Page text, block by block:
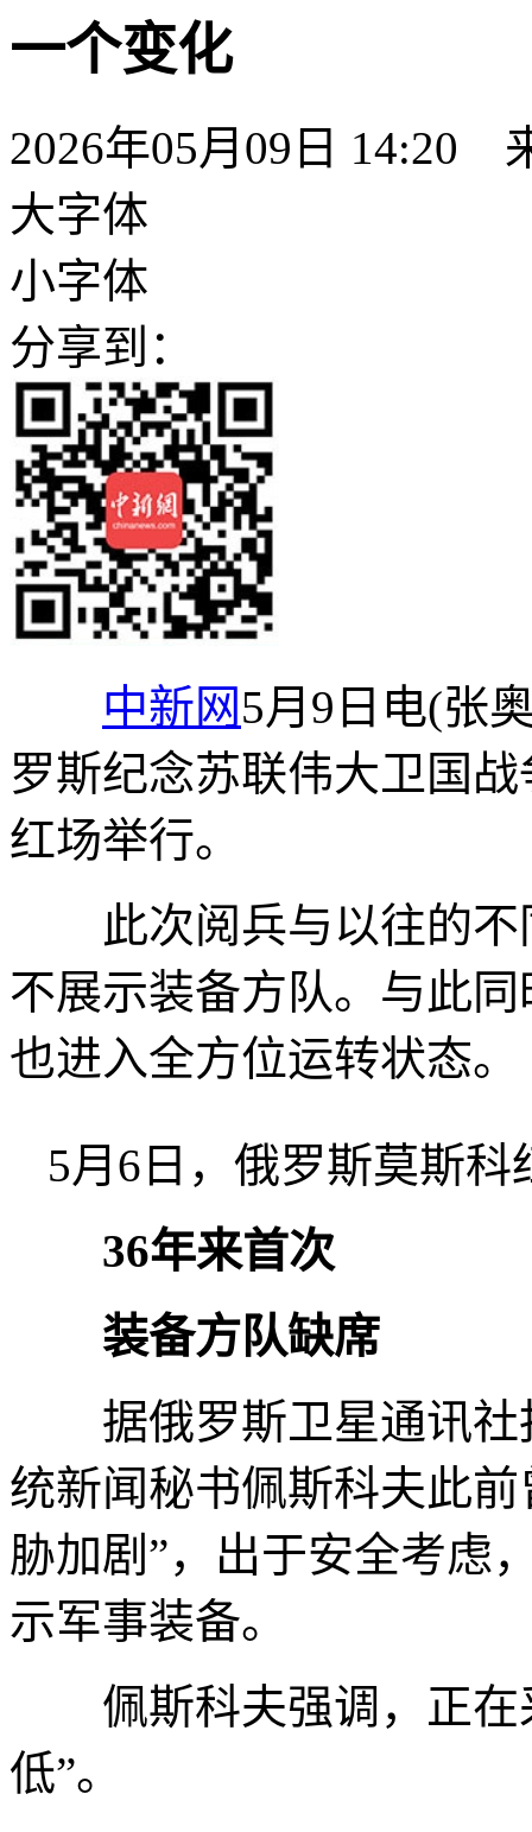
一个变化
2026年05月09日 14:20
大字体
小字体
分享到：
中新网5月9日电(张
罗斯纪念苏联伟大卫国
红场举行。
此次阅兵与以往的不
不展示装备方队。与此
也进入全方位运转状态。
5月6日，俄罗斯莫斯
36年来首次
装备方队缺席
据俄罗斯卫星通讯社
统新闻秘书佩斯科夫此
胁加剧”，出于安全考虑
示军事装备。
佩斯科夫强调，正在
低”。